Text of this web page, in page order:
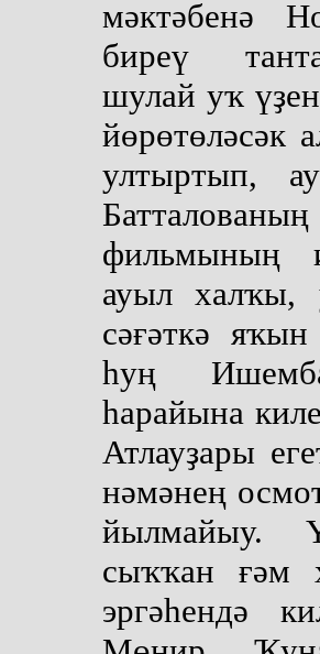
мәктәбенә
биреү
шулай уҡ
йөрөтөләсәк
ултыртып,
фильмының
ауыл халҡы,
сәғәткә
һуң
һарайына
Атлауҙары
нәмәнең
йылмайыу.
сыҡҡан ғәм
эргәһендә